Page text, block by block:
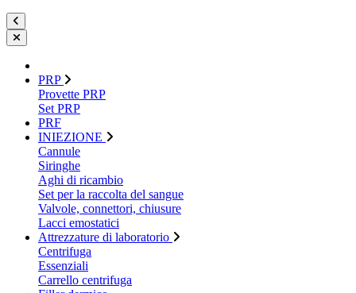
PRP
Provette PRP
Set PRP
PRF
INIEZIONE
Cannule
Siringhe
Aghi di ricambio
Set per la raccolta del sangue
Valvole, connettori, chiusure
Lacci emostatici
Attrezzature di laboratorio
Centrifuga
Essenziali
Carrello centrifuga